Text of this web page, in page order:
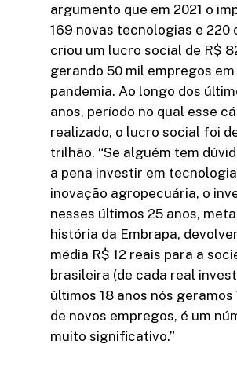
argumento que em 2021 o
169 novas tecnologias e 220
criou um lucro social de R$
gerando 50 mil empregos
pandemia. Ao longo dos
anos, período no qual esse
realizado, o lucro social foi
trilhão. “Se alguém tem
a pena investir em
inovação agropecuária, o
nesses últimos 25 anos,
história da Embrapa,
média R$ 12 reais para a
brasileira (de cada real
últimos 18 anos nós geramos
de novos empregos, é um
muito significativo.”